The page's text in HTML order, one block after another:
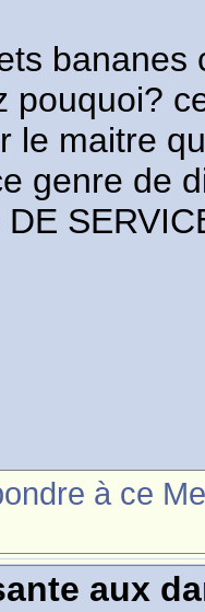
bananes
pouquoi?
le maitre
genre de
à ce
aux